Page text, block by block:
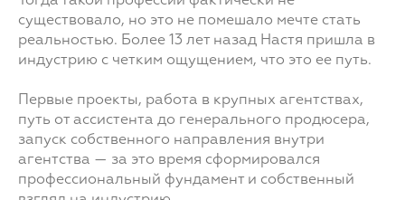
существовало, но это не помешало мечте стать
реальностью. Более 13 лет назад Настя пришла в
индустрию с четким ощущением, что это ее путь.
Первые проекты, работа в крупных агентствах,
путь от ассистента до генерального продюсера,
запуск собственного направления внутри
агентства — за это время сформировался
профессиональный фундамент и собственный